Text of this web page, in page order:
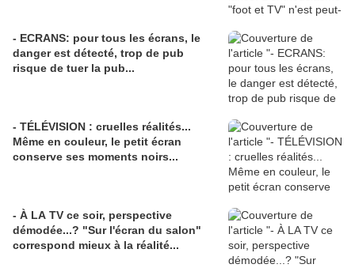
- ECRANS: pour tous les écrans, le
danger est détecté, trop de pub
risque de tuer la pub...
- TÉLÉVISION : cruelles réalités...
Même en couleur, le petit écran
conserve ses moments noirs...
- À LA TV ce soir, perspective
démodée...? "Sur l'écran du salon"
correspond mieux à la réalité...